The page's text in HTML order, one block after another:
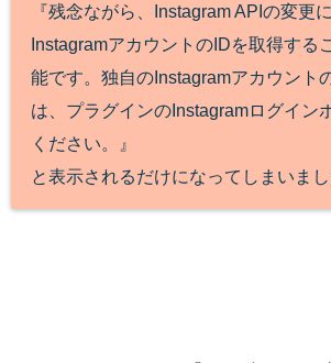
『残念ながら、Instagram APIの変更
InstagramアカウントのIDを取得する
能です。独自のInstagramアカウント
は、プラグインのInstagramログイン
ください。』
と表示されるだけになってしまいまし